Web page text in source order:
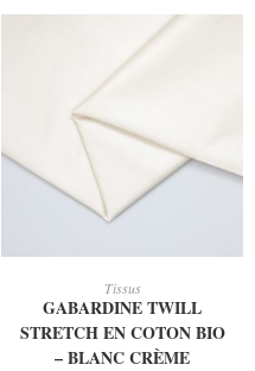
Tissus
GABARDINE TWILL
STRETCH EN COTON BIO
– BLANC CRÈME